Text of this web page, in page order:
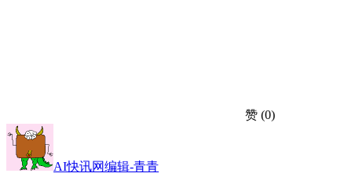
赞 (0)
AI快讯网编辑-青青